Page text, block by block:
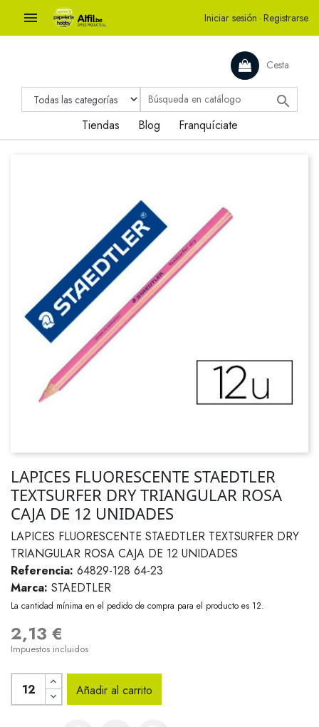
 Iniciar sesión · Registrarse
Cesta

Tiendas Blog Franquíciate
LAPICES FLUORESCENTE STAEDTLER
TEXTSURFER DRY TRIANGULAR ROSA
CAJA DE 12 UNIDADES
LAPICES FLUORESCENTE STAEDTLER TEXTSURFER DRY
TRIANGULAR ROSA CAJA DE 12 UNIDADES
Referencia: 64829-128 64-23
Marca: STAEDTLER
La cantidad mínima en el pedido de compra para el producto es 12.
2,13 €
Impuestos incluidos
Añadir al carrito